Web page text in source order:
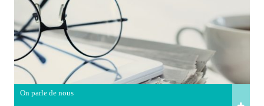
On parle de nous